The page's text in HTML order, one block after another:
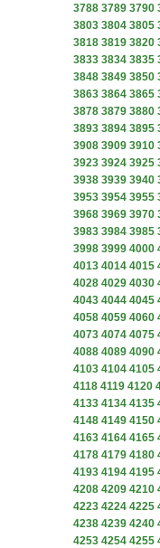
3788 3789 3790
3803 3804 3805
3818 3819 3820
3833 3834 3835
3848 3849 3850
3863 3864 3865
3878 3879 3880
3893 3894 3895
3908 3909 3910
3923 3924 3925
3938 3939 3940
3953 3954 3955
3968 3969 3970
3983 3984 3985
3998 3999 4000
4013 4014 4015
4028 4029 4030
4043 4044 4045
4058 4059 4060
4073 4074 4075
4088 4089 4090
4103 4104 4105
4118 4119 4120
4133 4134 4135
4148 4149 4150
4163 4164 4165
4178 4179 4180
4193 4194 4195
4208 4209 4210
4223 4224 4225
4238 4239 4240
4253 4254 4255